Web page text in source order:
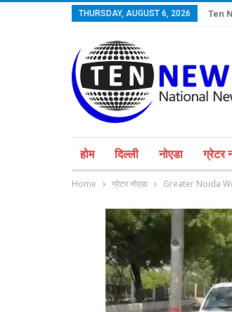
THURSDAY, AUGUST 6, 2026 Ten
होम दिल्ली नोएडा ग्रेटर
Home ग्रेटर नोएडा Greater Noida